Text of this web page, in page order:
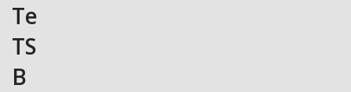
Tesida
TSDOGJLZTW-
B